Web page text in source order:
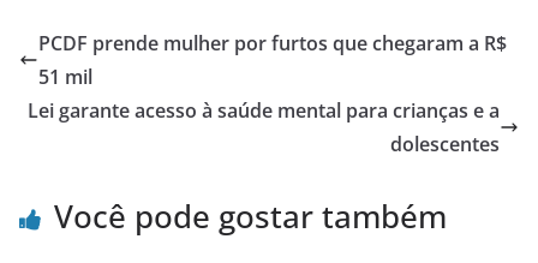
PCDF prende mulher por furtos que chegaram a R$
51 mil
Lei garante acesso à saúde mental para crianças e a
dolescentes
Você pode gostar também